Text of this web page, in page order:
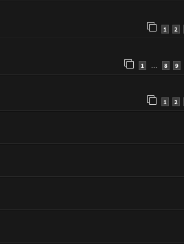
1 2
1 8 9
1 2